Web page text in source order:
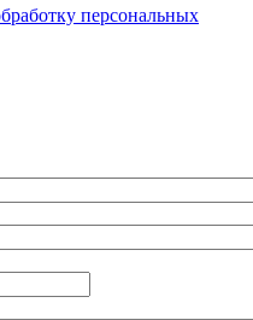
персональных